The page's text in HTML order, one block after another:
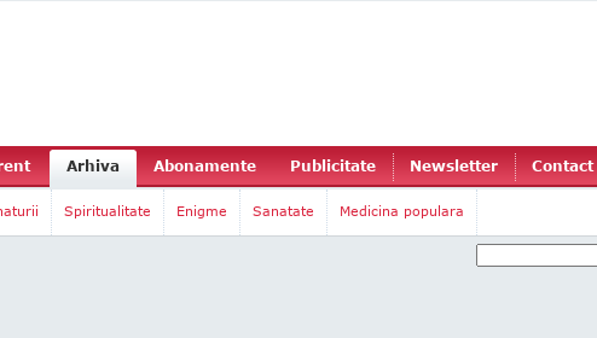
Arhiva Abonamente Publicitate Newsletter Contact
Spiritualitate Enigme Sanatate Medicina populara